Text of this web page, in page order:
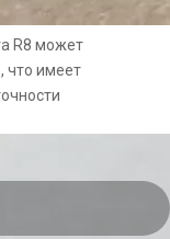
R8 может
что имеет